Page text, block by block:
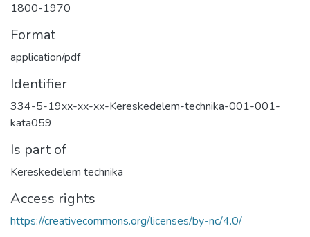
1800-1970
Format
application/pdf
Identifier
334-5-19xx-xx-xx-Kereskedelem-technika-001-001-
kata059
Is part of
Kereskedelem technika
Access rights
https://creativecommons.org/licenses/by-nc/4.0/